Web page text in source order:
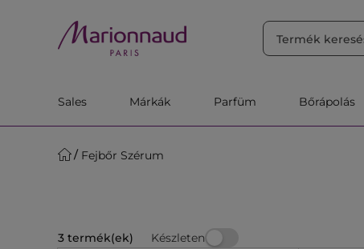
Sales Márkák Parfüm Bőrápolás
Fejbőr Szérum
3 termék(ek) Készleten